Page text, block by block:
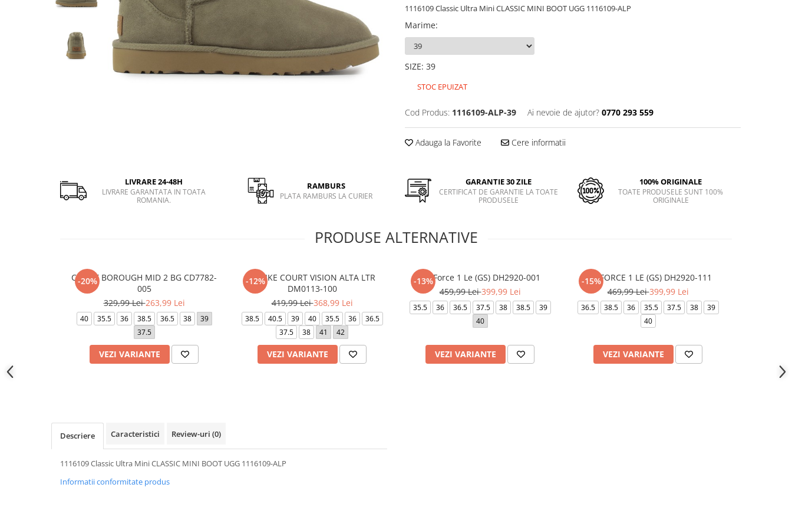
Slapi barbati
Sandale & Slapi copii
1116109 Classic Ultra Mini CLASSIC MINI BOOT UGG 1116109-ALP
Marime:
SIZE: 39
STOC EPUIZAT
Cod Produs: 1116109-ALP-39 Ai nevoie de ajutor? 0770 293 559
Adauga la Favorite Cere informatii
LIVRARE 24-48H
LIVRARE GARANTATA IN TOATA
ROMANIA.
RAMBURS
PLATA RAMBURS LA CURIER
GARANTIE 30 ZILE
CERTIFICAT DE GARANTIE LA TOATE
PRODUSELE
100% ORIGINALE
TOATE PRODUSELE SUNT 100%
ORIGINALE
PRODUSE ALTERNATIVE
-20%
COURT BOROUGH MID 2 BG CD7782-
005
329,99 Lei263,99 Lei
40 35.5 36 38.5 36.5 38
39
37.5
VEZI VARIANTE
-12%
W NIKE COURT VISION ALTA LTR
DM0113-100
419,99 Lei368,99 Lei
38.5 40.5 39 40 35.5 36
36.5
37.5
38 41 42
VEZI VARIANTE
-13%
Air Force 1 Le (GS) DH2920-001
459,99 Lei399,99 Lei
35.5 36 36.5 37.5 38 38.5
39
40
VEZI VARIANTE
-15%
AIR FORCE 1 LE (GS) DH2920-111
469,99 Lei399,99 Lei
36.5 38.5 36 35.5 37.5 38
39
40
VEZI VARIANTE
Descriere Caracteristici Review-uri (0)
1116109 Classic Ultra Mini CLASSIC MINI BOOT UGG 1116109-ALP
Informatii conformitate produs